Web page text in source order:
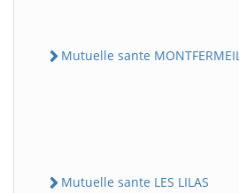
Mutuelle sante MONTFERMEIL
Mutuelle sante LES LILAS